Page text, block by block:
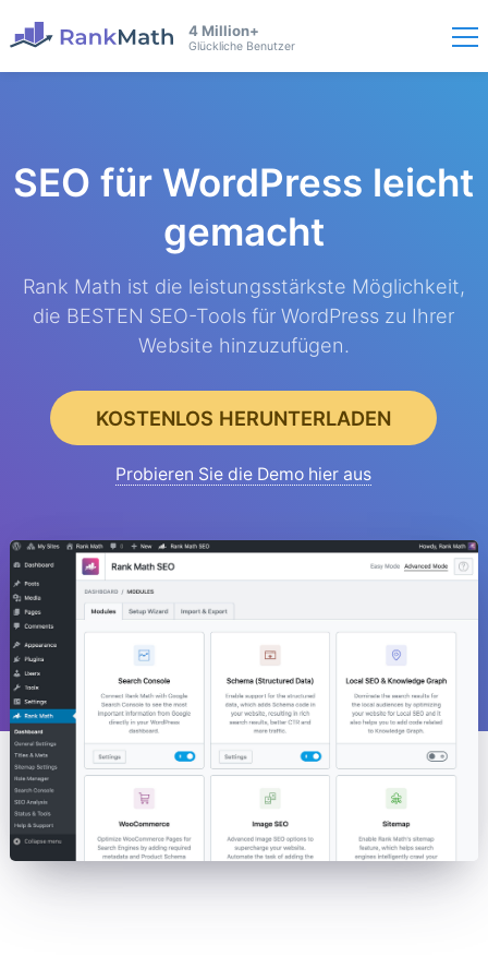
4 Million+
Glückliche Benutzer
SEO für WordPress leicht
gemacht
Rank Math ist die leistungsstärkste Möglichkeit,
die BESTEN SEO-Tools für WordPress zu Ihrer
Website hinzuzufügen.
KOSTENLOS HERUNTERLADEN
Probieren Sie die Demo hier aus